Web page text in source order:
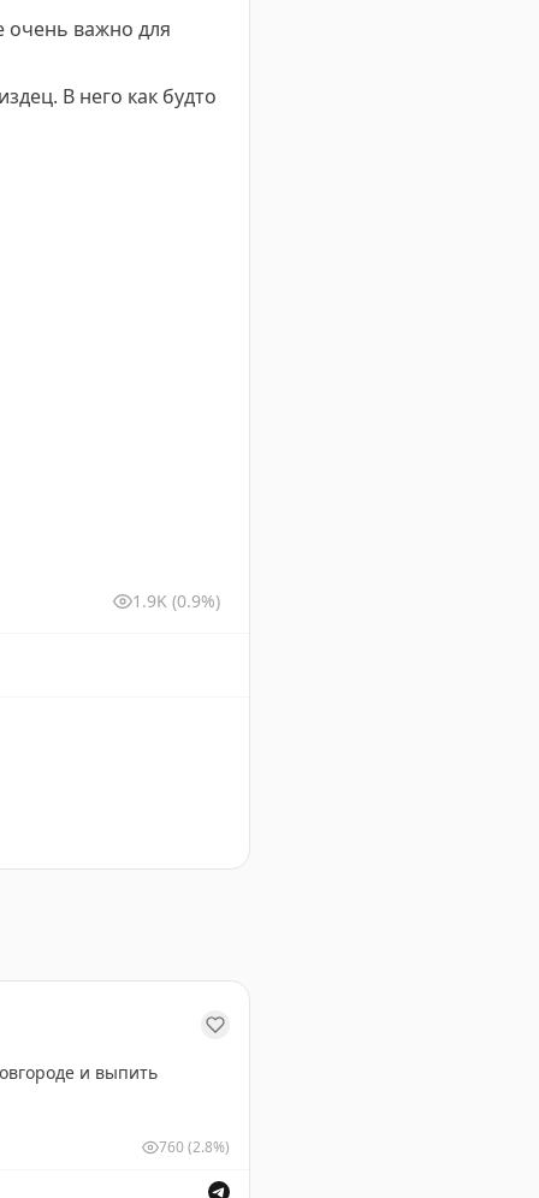
очень важно для
В него как будто
1.9K (0.9%)
и выпить
760(2.8%)